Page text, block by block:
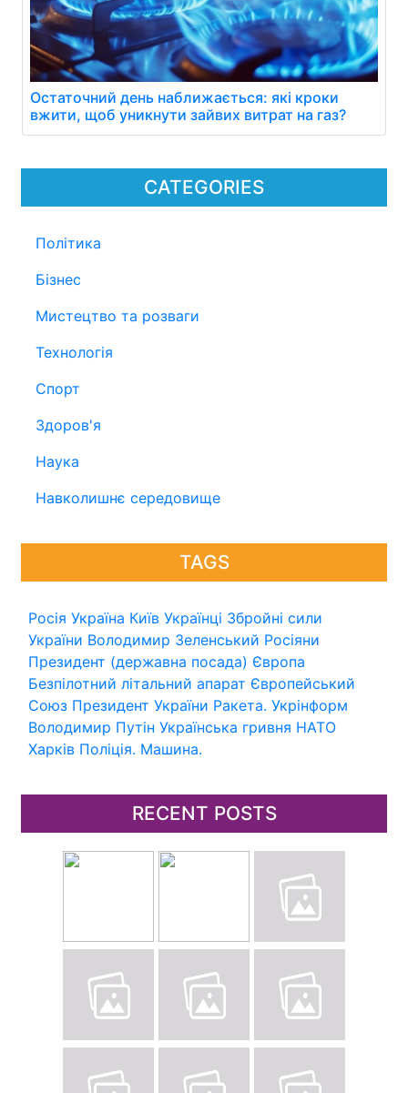
CATEGORIES
Політика
Бізнес
Мистецтво та розваги
Технологія
Спорт
Здоров'я
Наука
Навколишнє середовище
TAGS
Росія Україна Київ Українці Збройні сили
України Володимир Зеленський Росіяни
Президент (державна посада) Європа
Безпілотний літальний апарат Європейський
Союз Президент України Ракета. Укрінформ
Володимир Путін Українська гривня НАТО
Харків Поліція. Машина.
RECENT POSTS
Остаточний день наближається: які кроки
вжити, щоб уникнути зайвих витрат на газ?